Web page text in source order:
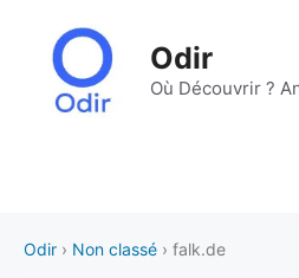
contenu
Odir
Où Découvrir ?
Odir › Non classé › falk.de